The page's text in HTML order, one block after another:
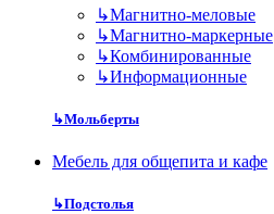
↳Магнитно-меловые
↳Магнитно-маркерные
↳Комбинированные
↳Информационные
↳Мольберты
Мебель для общепита и кафе
↳Подстолья